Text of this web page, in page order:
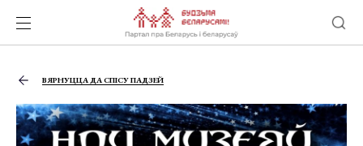
ВЯРНУЦЦА ДА СПІСУ ПАДЗЕЙ